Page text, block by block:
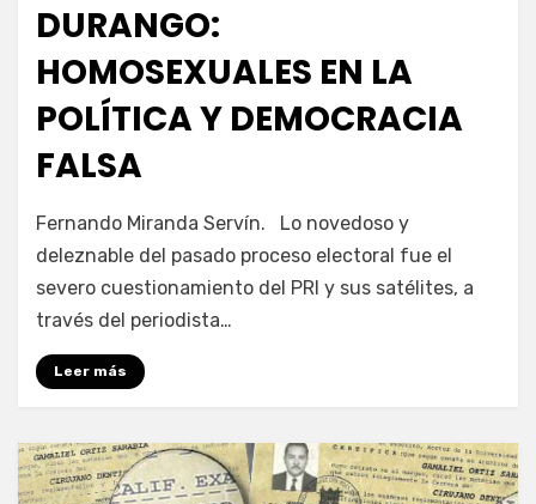
DURANGO:
HOMOSEXUALES EN LA
POLÍTICA Y DEMOCRACIA
FALSA
Enrique
Fernando Miranda Servín. Lo novedoso y
deleznable del pasado proceso electoral fue el
severo cuestionamiento del PRI y sus satélites, a
través del periodista…
Leer más